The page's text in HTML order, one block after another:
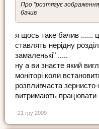
Про "розтягує
бачив
я щось таке бачив ......
ставлять нерідну
замаленькі" .....
ну а ви знаєте який
моніторі коли
розпливчаста
витримають працювати
21 гру 2009